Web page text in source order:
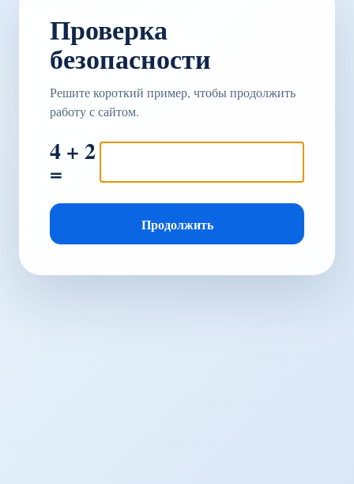
Проверка
безопасности
Решите короткий пример, чтобы продолжить
работу с сайтом.
4 + 2
=
Продолжить